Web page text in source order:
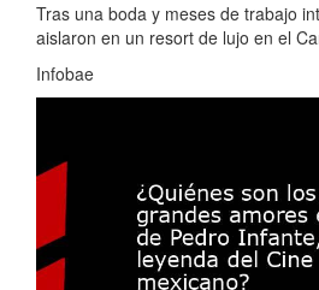
Tras una boda y meses de trabajo
aislaron en un resort de lujo en el
Infobae